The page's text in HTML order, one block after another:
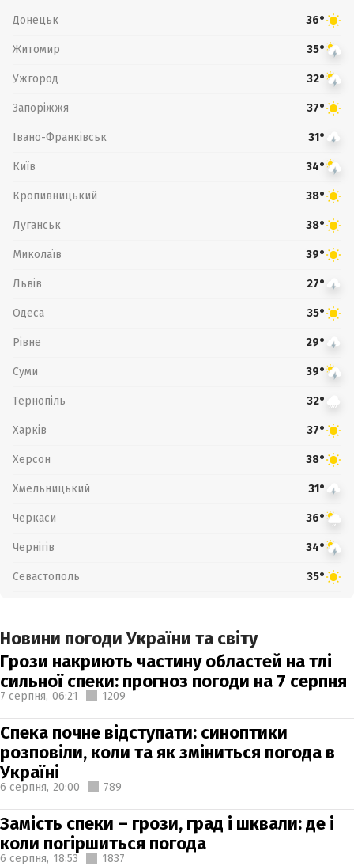
Донецьк 36°
Житомир 35°
Ужгород 32°
Запоріжжя 37°
Івано-Франківськ 31°
Київ 34°
Кропивницький 38°
Луганськ 38°
Миколаїв 39°
Львів 27°
Одеса 35°
Рівне 29°
Суми 39°
Тернопіль 32°
Харків 37°
Херсон 38°
Хмельницький 31°
Черкаси 36°
Чернігів 34°
Севастополь 35°
Новини погоди України та світу
Грози накриють частину областей на тлі
сильної спеки: прогноз погоди на 7 серпня
7 серпня, 06:21 1209
Спека почне відступати: синоптики
розповіли, коли та як зміниться погода в
Україні
6 серпня, 20:00 789
Замість спеки – грози, град і шквали: де і
коли погіршиться погода
6 серпня, 18:53 1837